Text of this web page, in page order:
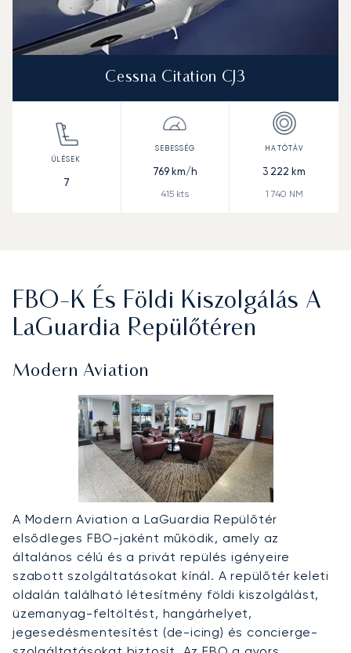
Cessna Citation CJ3
7
769km/h
415 kts
3 222 km
1 740 NM
FBO-K És Földi Kiszolgálás A
LaGuardia Repülőtéren
Modern Aviation
A Modern Aviation a LaGuardia Repülőtér
elsődleges FBO-jaként működik, amely az
általános célú és a privát repülés igényeire
szabott szolgáltatásokat kínál. A repülőtér keleti
oldalán található létesítmény földi kiszolgálást,
üzemanyag-feltöltést, hangárhelyet,
jegesedésmentesítést (de-icing) és concierge-